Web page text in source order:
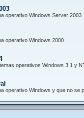
operativo Windows Server 2003
operativo Windows 2000
operativos Windows 3.1 y
operativo Windows y que no se